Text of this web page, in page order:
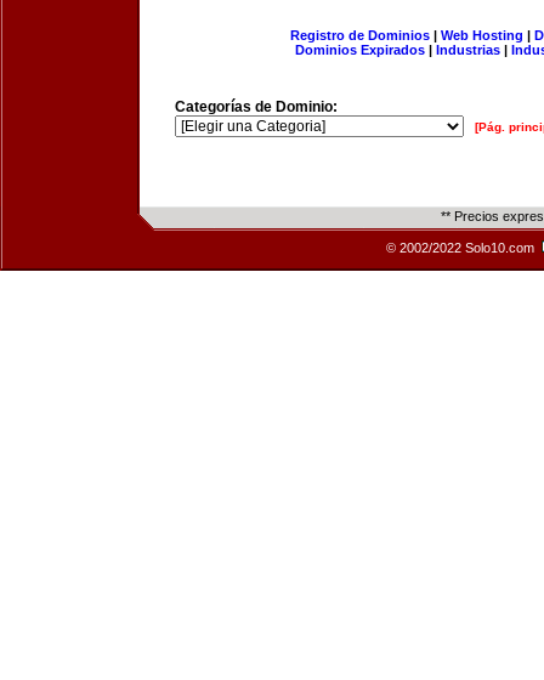
Registro de Dominios| Web Hosting |
Dominios Expirados | Industrias |
Categorías de Dominio:
[Pág.
** Precios
© 2002/2022 Solo10.com